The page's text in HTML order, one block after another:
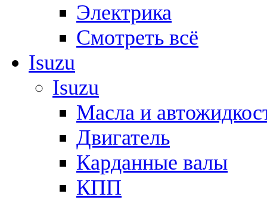
Электрика
Смотреть всё
Isuzu
Isuzu
Масла и
Двигатель
Карданные валы
КПП